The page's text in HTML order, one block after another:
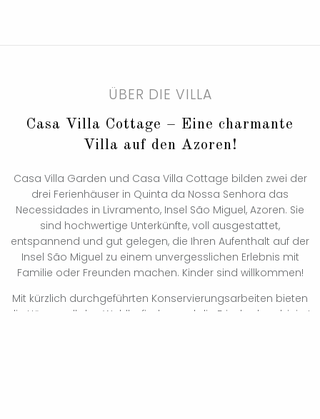
ÜBER DIE VILLA
Casa Villa Cottage – Eine charmante
Villa auf den Azoren!
Casa Villa Garden und Casa Villa Cottage bilden zwei der
drei Ferienhäuser in Quinta da Nossa Senhora das
Necessidades in Livramento, Insel São Miguel, Azoren. Sie
sind hochwertige Unterkünfte, voll ausgestattet,
entspannend und gut gelegen, die Ihren Aufenthalt auf der
Insel São Miguel zu einem unvergesslichen Erlebnis mit
Familie oder Freunden machen. Kinder sind willkommen!
Mit kürzlich durchgeführten Konservierungsarbeiten bieten
die Häuser all das Wohlbefinden und die Frische, kombiniert